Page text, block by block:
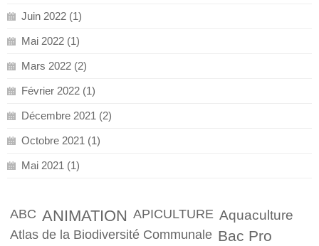
Juin 2022 (1)
Mai 2022 (1)
Mars 2022 (2)
Février 2022 (1)
Décembre 2021 (2)
Octobre 2021 (1)
Mai 2021 (1)
ABC ANIMATION APICULTURE Aquaculture
Atlas de la Biodiversité Communale Bac Pro